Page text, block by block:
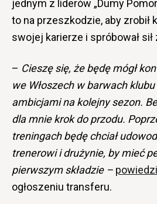
jednym z liderów „Dumy
to na przeszkodzie, aby zrobił
swojej karierze i spróbował sił
– Cieszę się, że będę mógł
we Włoszech w barwach
ambicjami na kolejny sezon.
dla mnie krok do przodu.
treningach będę chciał
trenerowi i drużynie, by mieć
pierwszym składzie –
ogłoszeniu transferu.